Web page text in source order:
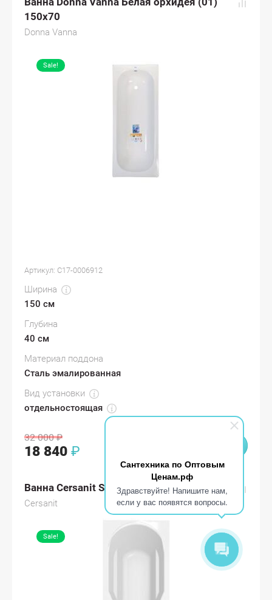
Сантехника по Оптовым
Ценам.рф
Здравствуйте! Напишите нам,
если у вас появятся вопросы.
150x70
Donna Vanna
Sale!
Артикул: С17-0006912
Ширина
150 см
Глубина
40 см
Материал поддона
Сталь эмалированная
Вид установки
отдельностоящая
32 000 ₽
18 840 ₽
Ванна Cersanit SANTANA 150
Cersanit
Sale!